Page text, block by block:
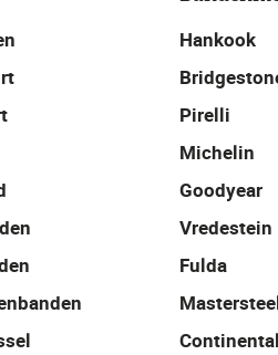
Hankook
Pirelli
Michelin
Goodyear
Vredestein
Fulda
Continental